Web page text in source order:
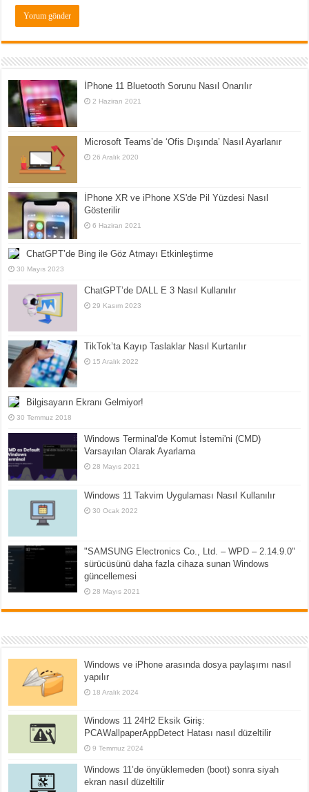
İPhone 11 Bluetooth Sorunu Nasıl Onarılır
2 Haziran 2021
Microsoft Teams’de ‘Ofis Dışında’ Nasıl Ayarlanır
26 Aralık 2020
İPhone XR ve iPhone XS'de Pil Yüzdesi Nasıl
Gösterilir
6 Haziran 2021
ChatGPT’de Bing ile Göz Atmayı Etkinleştirme
30 Mayıs 2023
ChatGPT’de DALL E 3 Nasıl Kullanılır
29 Kasım 2023
TikTok’ta Kayıp Taslaklar Nasıl Kurtarılır
15 Aralık 2022
Bilgisayarın Ekranı Gelmiyor!
30 Temmuz 2018
Windows Terminal'de Komut İstemi'ni (CMD)
Varsayılan Olarak Ayarlama
28 Mayıs 2021
Windows 11 Takvim Uygulaması Nasıl Kullanılır
30 Ocak 2022
"SAMSUNG Electronics Co., Ltd. – WPD – 2.14.9.0"
sürücüsünü daha fazla cihaza sunan Windows
güncellemesi
28 Mayıs 2021
Windows ve iPhone arasında dosya paylaşımı nasıl
yapılır
18 Aralık 2024
Windows 11 24H2 Eksik Giriş:
PCAWallpaperAppDetect Hatası nasıl düzeltilir
9 Temmuz 2024
Windows 11’de önyüklemeden (boot) sonra siyah
ekran nasıl düzeltilir